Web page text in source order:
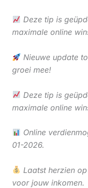
Deze tip is
maximale online
Nieuwe update
groei mee!
Deze tip is
maximale online
Online
01-2026.
Laatst herzien
voor jouw inkomen.